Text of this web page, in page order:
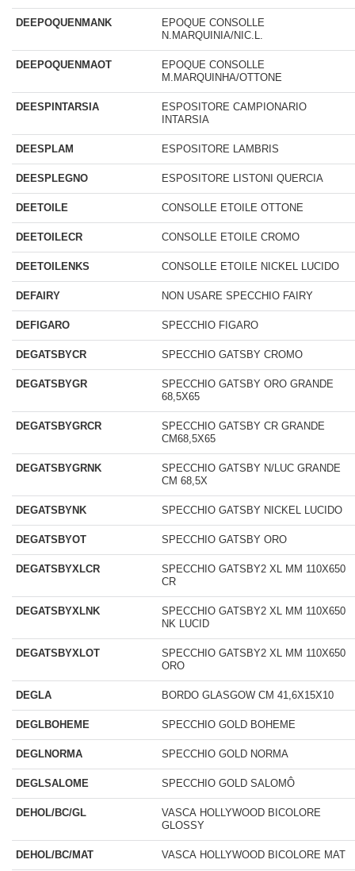
DEEPOQUENMANK
EPOQUE CONSOLLE
N.MARQUINIA/NIC.L.
DEEPOQUENMAOT
EPOQUE CONSOLLE
M.MARQUINHA/OTTONE
DEESPINTARSIA
ESPOSITORE CAMPIONARIO
INTARSIA
DEESPLAM ESPOSITORE LAMBRIS
DEESPLEGNO ESPOSITORE LISTONI QUERCIA
DEETOILE CONSOLLE ETOILE OTTONE
DEETOILECR CONSOLLE ETOILE CROMO
DEETOILENKS CONSOLLE ETOILE NICKEL LUCIDO
DEFAIRY NON USARE SPECCHIO FAIRY
DEFIGARO SPECCHIO FIGARO
DEGATSBYCR SPECCHIO GATSBY CROMO
DEGATSBYGR
SPECCHIO GATSBY ORO GRANDE
68,5X65
DEGATSBYGRCR
SPECCHIO GATSBY CR GRANDE
CM68,5X65
DEGATSBYGRNK
SPECCHIO GATSBY N/LUC GRANDE
CM 68,5X
DEGATSBYNK SPECCHIO GATSBY NICKEL LUCIDO
DEGATSBYOT SPECCHIO GATSBY ORO
DEGATSBYXLCR
SPECCHIO GATSBY2 XL MM 110X650
CR
DEGATSBYXLNK
SPECCHIO GATSBY2 XL MM 110X650
NK LUCID
DEGATSBYXLOT
SPECCHIO GATSBY2 XL MM 110X650
ORO
DEGLA BORDO GLASGOW CM 41,6X15X10
DEGLBOHEME SPECCHIO GOLD BOHEME
DEGLNORMA SPECCHIO GOLD NORMA
DEGLSALOME SPECCHIO GOLD SALOMÔ
DEHOL/BC/GL
VASCA HOLLYWOOD BICOLORE
GLOSSY
DEHOL/BC/MAT VASCA HOLLYWOOD BICOLORE MAT